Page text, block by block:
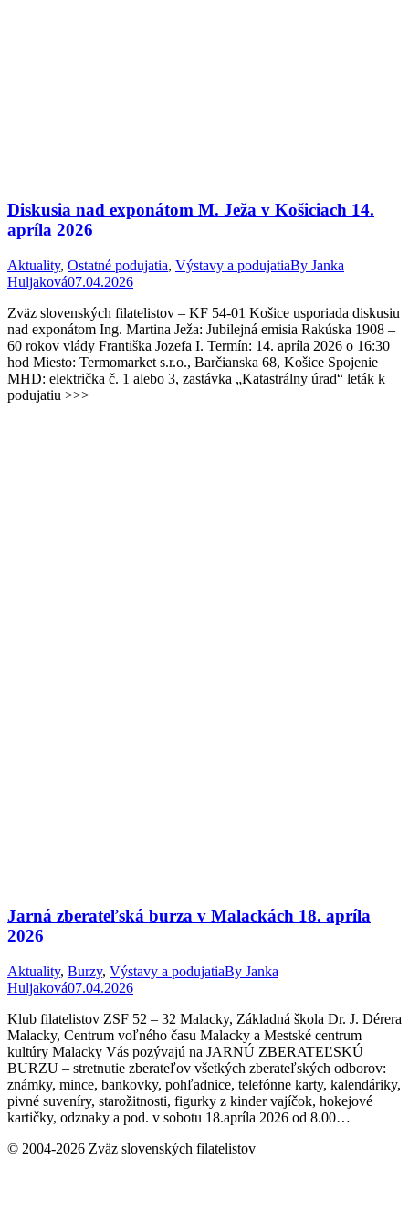
Diskusia nad exponátom M. Ježa v Košiciach 14.
apríla 2026
Aktuality, Ostatné podujatia, Výstavy a podujatiaBy Janka
Huljaková07.04.2026
Zväz slovenských filatelistov – KF 54-01 Košice usporiada diskusiu
nad exponátom Ing. Martina Ježa: Jubilejná emisia Rakúska 1908 –
60 rokov vlády Františka Jozefa I. Termín: 14. apríla 2026 o 16:30
hod Miesto: Termomarket s.r.o., Barčianska 68, Košice Spojenie
MHD: električka č. 1 alebo 3, zastávka „Katastrálny úrad“ leták k
podujatiu >>>
Jarná zberateľská burza v Malackách 18. apríla
2026
Aktuality, Burzy, Výstavy a podujatiaBy Janka
Huljaková07.04.2026
Klub filatelistov ZSF 52 – 32 Malacky, Základná škola Dr. J. Dérera
Malacky, Centrum voľného času Malacky a Mestské centrum
kultúry Malacky Vás pozývajú na JARNÚ ZBERATEĽSKÚ
BURZU – stretnutie zberateľov všetkých zberateľských odborov:
známky, mince, bankovky, pohľadnice, telefónne karty, kalendáriky,
pivné suveníry, starožitnosti, figurky z kinder vajíčok, hokejové
kartičky, odznaky a pod. v sobotu 18.apríla 2026 od 8.00…
© 2004-2026 Zväz slovenských filatelistov